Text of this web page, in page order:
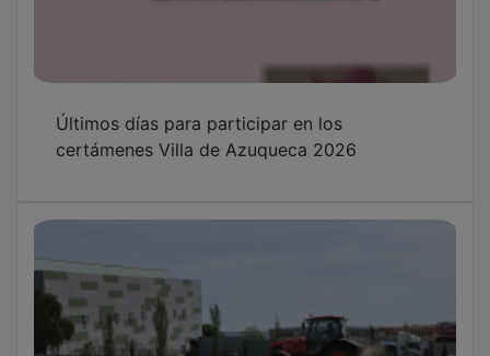
Últimos días para participar en los
certámenes Villa de Azuqueca 2026